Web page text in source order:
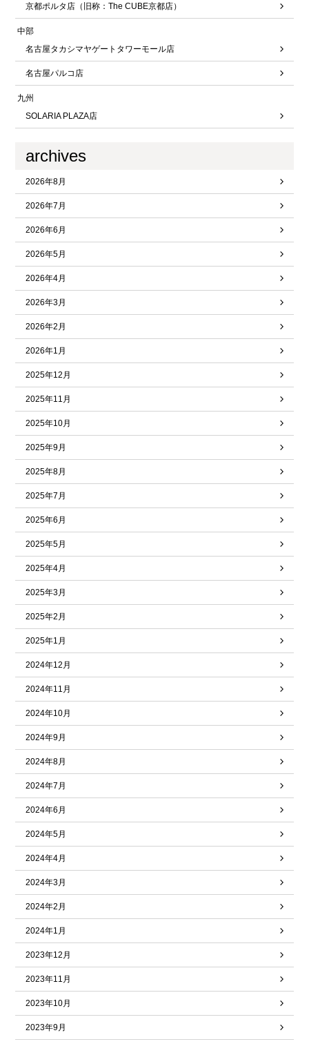
京都ポルタ店（旧称：The CUBE京都店）
中部
名古屋タカシマヤゲートタワーモール店
名古屋パルコ店
九州
SOLARIA PLAZA店
archives
2026年8月
2026年7月
2026年6月
2026年5月
2026年4月
2026年3月
2026年2月
2026年1月
2025年12月
2025年11月
2025年10月
2025年9月
2025年8月
2025年7月
2025年6月
2025年5月
2025年4月
2025年3月
2025年2月
2025年1月
2024年12月
2024年11月
2024年10月
2024年9月
2024年8月
2024年7月
2024年6月
2024年5月
2024年4月
2024年3月
2024年2月
2024年1月
2023年12月
2023年11月
2023年10月
2023年9月